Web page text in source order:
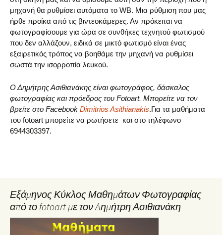
μηχανή θα ρυθμίσει αυτόματα το WB. Μια ρύθμιση που μας
ήρθε προίκα από τις βιντεοκάμερες. Αν πρόκειται να
φωτογραφίσουμε για ώρα σε συνθήκες τεχνητού φωτισμού
που δεν αλλάζουν, ειδικά σε μικτό φωτισμό είναι ένας
εξαιρετικός τρόπος να βοηθάμε την μηχανή να ρυθμίσει
σωστά την ισορροπία λευκού.
Ο Δημήτρης Ασιθιανάκης είναι φωτογράφος, δάσκαλος
φωτογραφίας και πρόεδρος του Fotoart. Μπορείτε να τον
βρείτε στο Facebook Dimitrios Asithianakis.Για τα μαθήματα
του fotoart μπορείτε να ρωτήσετε και στο τηλέφωνο
6944303397.
Εξάμηνος Κύκλος Μαθημάτων Φωτογραφίας
από το fotoart με τον Δημήτρη Ασιθιανάκη